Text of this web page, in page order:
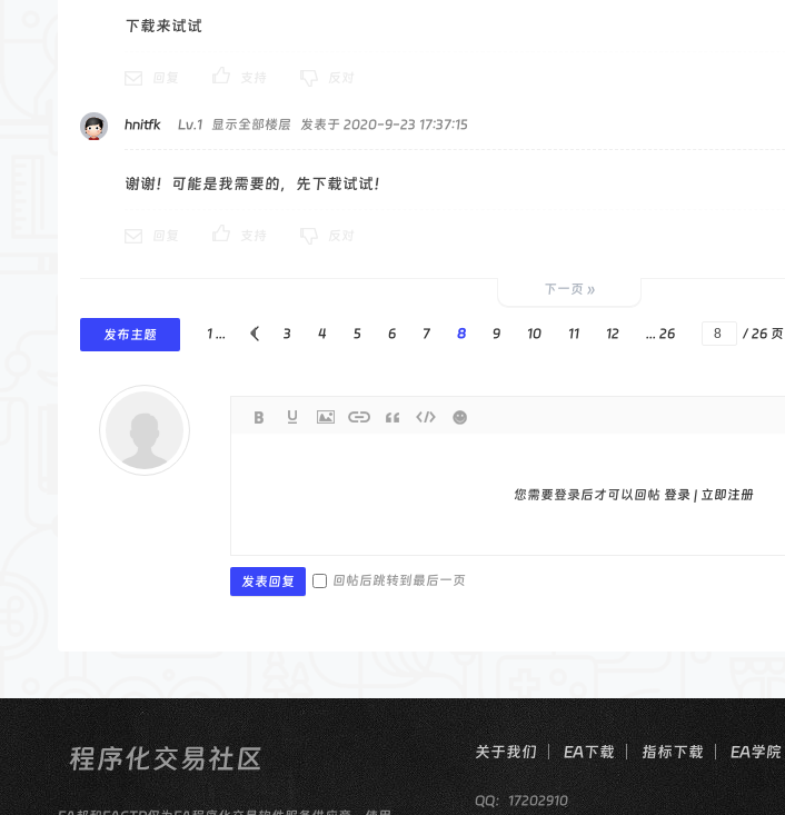
下载来试试
hnitfk Lv.1 显示全部楼层 发表于 2020-9-23 17:37:15
谢谢！可能是我需要的，先下载试试！
下一页 »
发布主题 1 ... 3 4 5 6 7 8 9 10 11 12 ... 26 / 26 页
您需要登录后才可以回帖 登录 | 立即注册
发表回复 回帖后跳转到最后一页
关于我们 EA下载 指标下载 EA学院
QQ：17202910